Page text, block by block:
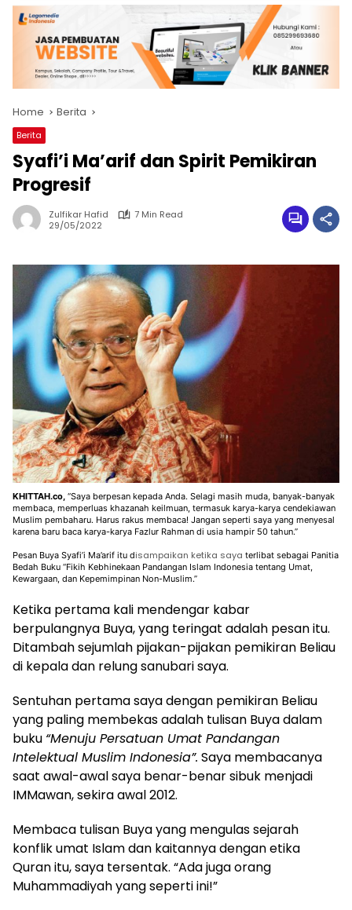
Home Berita
Berita
Syafi’i Ma’arif dan Spirit Pemikiran
Progresif
Zulfikar Hafid
7 Min Read
29/05/2022
KHITTAH.co, “Saya berpesan kepada Anda. Selagi masih muda, banyak-banyak
membaca, memperluas khazanah keilmuan, termasuk karya-karya cendekiawan
Muslim pembaharu. Harus rakus membaca! Jangan seperti saya yang menyesal
karena baru baca karya-karya Fazlur Rahman di usia hampir 50 tahun.”
Pesan Buya Syafi’i Ma’arif itu disampaikan ketika saya terlibat sebagai Panitia
Bedah Buku “Fikih Kebhinekaan Pandangan Islam Indonesia tentang Umat,
Kewargaan, dan Kepemimpinan Non-Muslim.”
Ketika pertama kali mendengar kabar
berpulangnya Buya, yang teringat adalah pesan itu.
Ditambah sejumlah pijakan-pijakan pemikiran Beliau
di kepala dan relung sanubari saya.
Sentuhan pertama saya dengan pemikiran Beliau
yang paling membekas adalah tulisan Buya dalam
buku “Menuju Persatuan Umat Pandangan
Intelektual Muslim Indonesia”. Saya membacanya
saat awal-awal saya benar-benar sibuk menjadi
IMMawan, sekira awal 2012.
Membaca tulisan Buya yang mengulas sejarah
konflik umat Islam dan kaitannya dengan etika
Quran itu, saya tersentak. “Ada juga orang
Muhammadiyah yang seperti ini!”